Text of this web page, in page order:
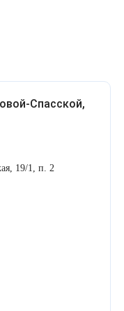
Спасской,
19/1, п. 2
глаз